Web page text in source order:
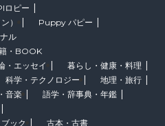
ロピー
）
Puppy パピー
ル
・BOOK
・エッセイ
暮らし・健康・料理
科学・テクノロジー
地理・旅行
音楽
語学・辞事典・年鑑
ック
古本・古書